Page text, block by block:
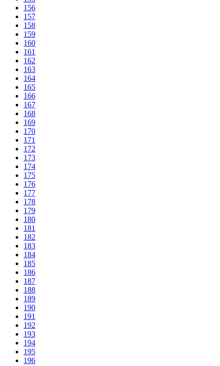
156
157
158
159
160
161
162
163
164
165
166
167
168
169
170
171
172
173
174
175
176
177
178
179
180
181
182
183
184
185
186
187
188
189
190
191
192
193
194
195
196